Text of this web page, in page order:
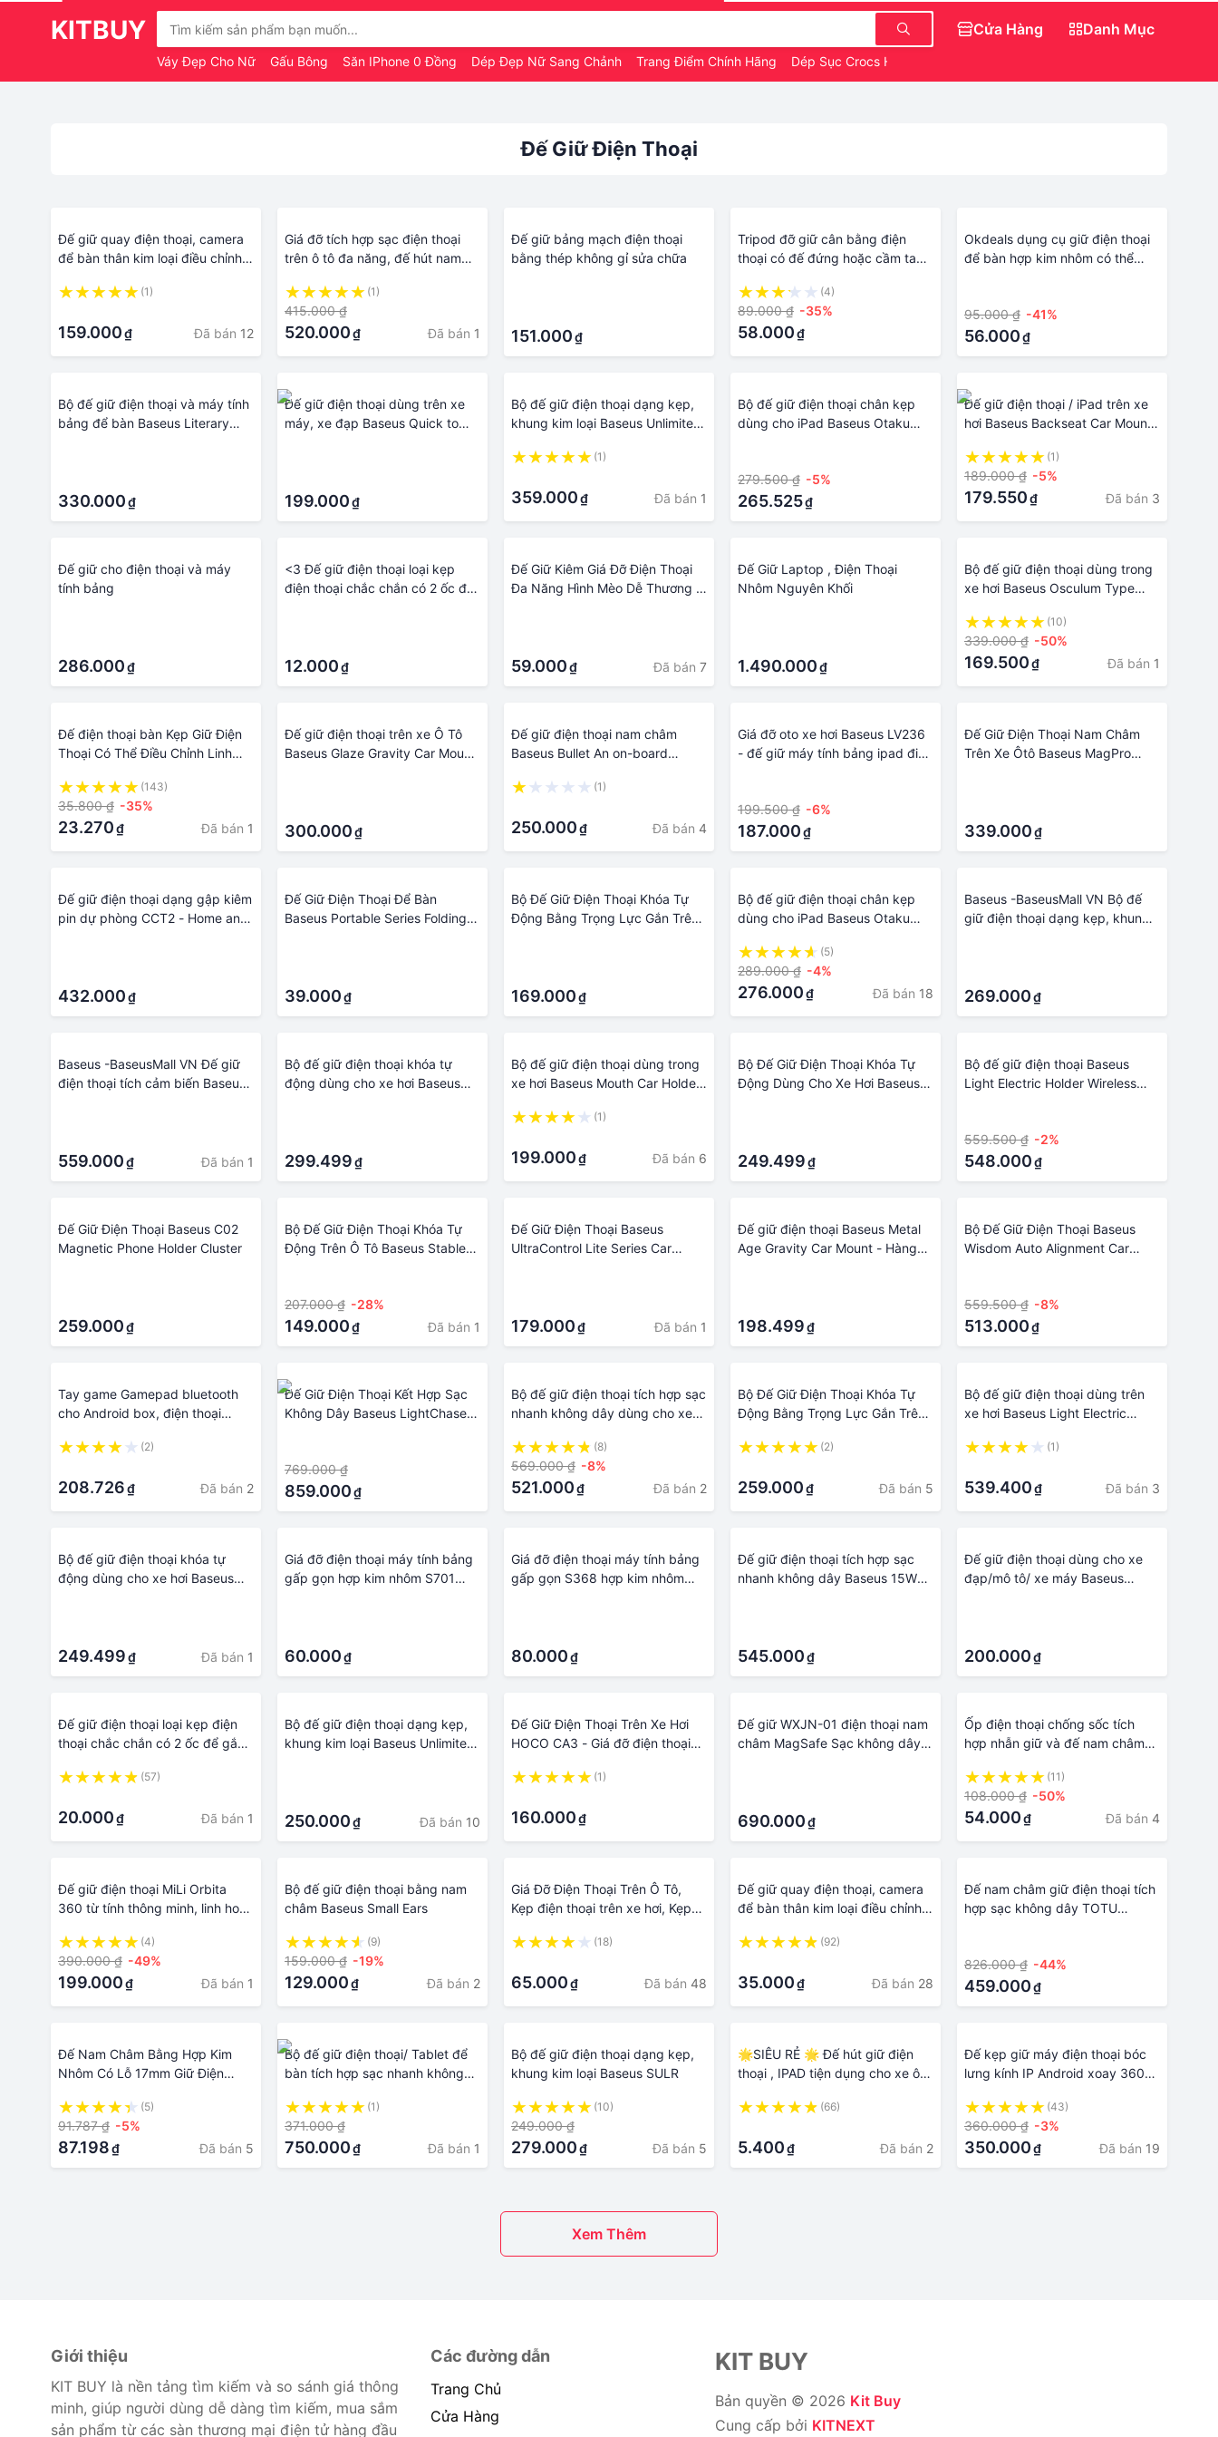
KITBUY
Váy Đẹp Cho Nữ Gấu Bông Săn IPhone 0 Đồng Dép Đẹp Nữ Sang Chảnh Trang Điểm Chính Hãng Dép Sục Crocs Hello Kitty
Cửa Hàng Danh Mục
Đế Giữ Điện Thoại
Đế giữ quay điện thoại, camera
để bàn thân kim loại điều chỉnh
– quay clip – review
(1)
159.000₫ Đã bán 12
Giá đỡ tích hợp sạc điện thoại
trên ô tô đa năng, đế hút nam
(1)
415.000 ₫
520.000₫ Đã bán 1
Đế giữ bảng mạch điện thoại
bằng thép không gỉ sửa chữa
151.000₫
Tripod đỡ giữ cân bằng điện
thoại có đế đứng hoặc cầm tay
(4)
89.000 ₫ -35%
58.000₫
Okdeals dụng cụ giữ điện thoại
để bàn hợp kim nhôm có thể
bảng điện thoại di động
95.000 ₫ -41%
56.000₫
Bộ đế giữ điện thoại và máy tính
bảng để bàn Baseus Literary
330.000₫
Đế giữ điện thoại dùng trên xe
máy, xe đạp Baseus Quick to
199.000₫
Bộ đế giữ điện thoại dạng kẹp,
khung kim loại Baseus Unlimited
hãng.
(1)
359.000₫ Đã bán 1
Bộ đế giữ điện thoại chân kẹp
dùng cho iPad Baseus Otaku
279.500 ₫ -5%
265.525₫
Đế giữ điện thoại / iPad trên xe
hơi Baseus Backseat Car Mount
(1)
189.000 ₫ -5%
179.550₫ Đã bán 3
Đế giữ cho điện thoại và máy
tính bảng
286.000₫
<3 Đế giữ điện thoại loại kẹp
điện thoại chắc chắn có 2 ốc để
12.000₫
Đế Giữ Kiêm Giá Đỡ Điện Thoại
Đa Năng Hình Mèo Dễ Thương -
59.000₫ Đã bán 7
Đế Giữ Laptop , Điện Thoại
Nhôm Nguyên Khối
1.490.000₫
Bộ đế giữ điện thoại dùng trong
xe hơi Baseus Osculum Type
(10)
339.000 ₫ -50%
169.500₫ Đã bán 1
Đế điện thoại bàn Kẹp Giữ Điện
Thoại Có Thể Điều Chỉnh Linh
biến cho phát sóng trực tiếp và
điện thoại di động video
(143)
35.800 ₫ -35%
23.270₫ Đã bán 1
Đế giữ điện thoại trên xe Ô Tô
Baseus Glaze Gravity Car Mount
300.000₫
Đế giữ điện thoại nam châm
Baseus Bullet An on-board
(1)
250.000₫ Đã bán 4
Giá đỡ oto xe hơi Baseus LV236
- đế giữ máy tính bảng ipad điện
199.500 ₫ -6%
187.000₫
Đế Giữ Điện Thoại Nam Châm
Trên Xe Ôtô Baseus MagPro
339.000₫
Đế giữ điện thoại dạng gập kiêm
pin dự phòng CCT2 - Home and
432.000₫
Đế Giữ Điện Thoại Để Bàn
Baseus Portable Series Folding
39.000₫
Bộ Đế Giữ Điện Thoại Khóa Tự
Động Bằng Trọng Lực Gắn Trên
169.000₫
Bộ đế giữ điện thoại chân kẹp
dùng cho iPad Baseus Otaku
(5)
289.000 ₫ -4%
276.000₫ Đã bán 18
Baseus -BaseusMall VN Bộ đế
giữ điện thoại dạng kẹp, khung
269.000₫
Baseus -BaseusMall VN Đế giữ
điện thoại tích cảm biến Baseus
559.000₫ Đã bán 1
Bộ đế giữ điện thoại khóa tự
động dùng cho xe hơi Baseus
299.499₫
Bộ đế giữ điện thoại dùng trong
xe hơi Baseus Mouth Car Holder
(1)
199.000₫ Đã bán 6
Bộ Đế Giữ Điện Thoại Khóa Tự
Động Dùng Cho Xe Hơi Baseus
249.499₫
Bộ đế giữ điện thoại Baseus
Light Electric Holder Wireless
559.500 ₫ -2%
548.000₫
Đế Giữ Điện Thoại Baseus C02
Magnetic Phone Holder Cluster
259.000₫
Bộ Đế Giữ Điện Thoại Khóa Tự
Động Trên Ô Tô Baseus Stable
207.000 ₫ -28%
149.000₫ Đã bán 1
Đế Giữ Điện Thoại Baseus
UltraControl Lite Series Car
179.000₫ Đã bán 1
Đế giữ điện thoại Baseus Metal
Age Gravity Car Mount - Hàng
198.499₫
Bộ Đế Giữ Điện Thoại Baseus
Wisdom Auto Alignment Car
559.500 ₫ -8%
513.000₫
Tay game Gamepad bluetooth
cho Android box, điện thoại
Đế giữ điện thoại -dc1447
(2)
208.726₫ Đã bán 2
Đế Giữ Điện Thoại Kết Hợp Sạc
Không Dây Baseus LightChaser
769.000 ₫
859.000₫
Bộ đế giữ điện thoại tích hợp sạc
nhanh không dây dùng cho xe
Bracket Wireless Charger 15W -
Hàng chính hãng
(8)
569.000 ₫ -8%
521.000₫ Đã bán 2
Bộ Đế Giữ Điện Thoại Khóa Tự
Động Bằng Trọng Lực Gắn Trên
Car Mount
(2)
259.000₫ Đã bán 5
Bộ đế giữ điện thoại dùng trên
xe hơi Baseus Light Electric
LV637-BK
(1)
539.400₫ Đã bán 3
Bộ đế giữ điện thoại khóa tự
động dùng cho xe hơi Baseus
249.499₫ Đã bán 1
Giá đỡ điện thoại máy tính bảng
gấp gọn hợp kim nhôm S701
60.000₫
Giá đỡ điện thoại máy tính bảng
gấp gọn S368 hợp kim nhôm
80.000₫
Đế giữ điện thoại tích hợp sạc
nhanh không dây Baseus 15W
545.000₫
Đế giữ điện thoại dùng cho xe
đạp/mô tô/ xe máy Baseus
200.000₫
Đế giữ điện thoại loại kẹp điện
thoại chắc chắn có 2 ốc để gắn
(57)
20.000₫ Đã bán 1
Bộ đế giữ điện thoại dạng kẹp,
khung kim loại Baseus Unlimited
250.000₫ Đã bán 10
Đế Giữ Điện Thoại Trên Xe Hơi
HOCO CA3 - Giá đỡ điện thoại
(1)
160.000₫
Đế giữ WXJN-01 điện thoại nam
châm MagSafe Sạc không dây
690.000₫
Ốp điện thoại chống sốc tích
hợp nhẫn giữ và đế nam châm
ZB601KL ZB602K
(11)
108.000 ₫ -50%
54.000₫ Đã bán 4
Đế giữ điện thoại MiLi Orbita
360 từ tính thông minh, linh hoạt
(4)
390.000 ₫ -49%
199.000₫ Đã bán 1
Bộ đế giữ điện thoại bằng nam
châm Baseus Small Ears
(9)
159.000 ₫ -19%
129.000₫ Đã bán 2
Giá Đỡ Điện Thoại Trên Ô Tô,
Kẹp điện thoại trên xe hơi, Kẹp
ô tô, đế điện thoại xe hơi, giá
kiện di động trên xe hơi
(18)
65.000₫ Đã bán 48
Đế giữ quay điện thoại, camera
để bàn thân kim loại điều chỉnh
– quay tik tok review c02
(92)
35.000₫ Đã bán 28
Đế nam châm giữ điện thoại tích
hợp sạc không dây TOTU
826.000 ₫ -44%
459.000₫
Đế Nam Châm Bằng Hợp Kim
Nhôm Có Lỗ 17mm Giữ Điện
Đỡ
(5)
91.787 ₫ -5%
87.198₫ Đã bán 5
Bộ đế giữ điện thoại/ Tablet để
bàn tích hợp sạc nhanh không
Desktop Bracket - Hàng Chính
Hãng
(1)
371.000 ₫
750.000₫ Đã bán 1
Bộ đế giữ điện thoại dạng kẹp,
khung kim loại Baseus SULR
(10)
249.000 ₫
279.000₫ Đã bán 5
🌟SIÊU RẺ 🌟 Đế hút giữ điện
thoại , IPAD tiện dụng cho xe ô
hình bông hoa cúc độc đáo
(66)
5.400₫ Đã bán 2
Đế kẹp giữ máy điện thoại bóc
lưng kính IP Android xoay 360
(43)
360.000 ₫ -3%
350.000₫ Đã bán 19
Xem Thêm
Giới thiệu
KIT BUY là nền tảng tìm kiếm và so sánh giá thông
minh, giúp người dùng dễ dàng tìm kiếm, mua sắm
sản phẩm từ các sàn thương mại điện tử hàng đầu
Các đường dẫn
Trang Chủ
Cửa Hàng
KIT BUY
Bản quyền © 2026 Kit Buy
Cung cấp bởi KITNEXT